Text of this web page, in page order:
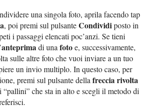
una singola foto, aprila facendo tap
, poi premi sul pulsanteCondividiposto in
i passaggi elencati poc’anzi. Se tieni
anteprimadi unafotoe, successivamente,
sulle altre foto che vuoi inviare a un tuo
un invio multiplo. In questo caso, per
premi sul pulsante dellafreccia rivolta
“pallini” che sta in alto e scegli il metodo di